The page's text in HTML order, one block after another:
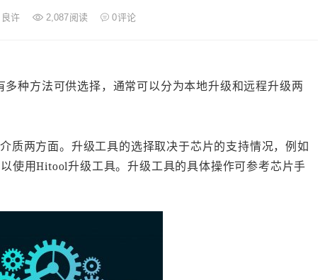
良许 2,087阅读 0评论
种方法可供选择，通常可以分为本地升级和远程升级两
质两方面。升级工具的选择取决于芯片的支持情况，例如
使用Hitool升级工具。升级工具的具体操作可参考芯片手